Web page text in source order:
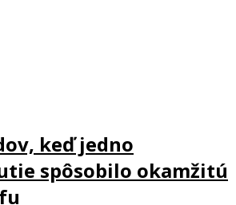
keď jedno
spôsobilo okamžitú